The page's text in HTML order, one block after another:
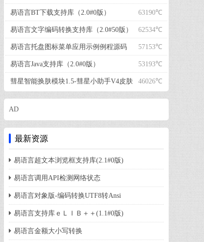
63190℃
易语言BT下载支持库（2.0#0版）
62534℃
易语言文字编码转换支持库（2.0#50版）
57153℃
易语言托盘图标菜单应用示例例程源码
53193℃
易语言Java支持库（2.0#0版）
46026℃
彗星智能换肤模块1.5-彗星小助手V4皮肤
AD
最新资源
易语言超文本浏览框支持库(2.1#0版)
易语言调用API检测网络状态
易语言对象版-编码转换UTF8转Ansi
易语言支持库ｅＬＩＢ＋＋(1.1#0版)
易语言金额大小写转换